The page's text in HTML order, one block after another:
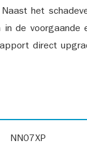
het
de voorgaande
direct
NN07XP